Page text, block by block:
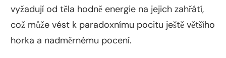
vyžadují od těla hodně energie na jejich zahřátí,
což může vést k paradoxnímu pocitu ještě většího
horka a nadměrnému pocení.